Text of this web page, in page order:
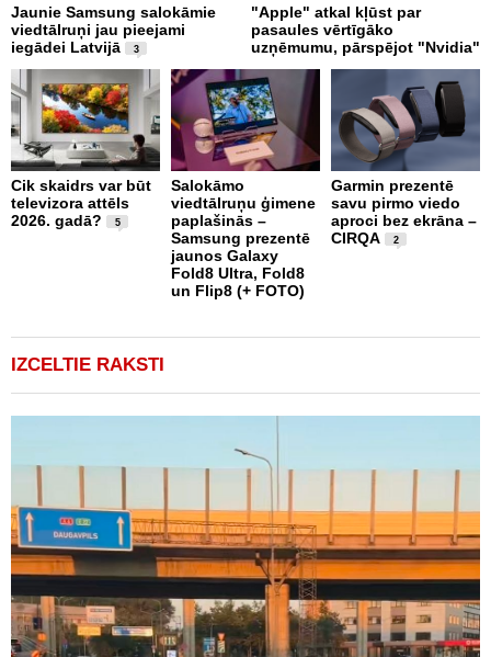
Jaunie Samsung salokāmie
viedtālruņi jau pieejami
iegādei Latvijā
3
"Apple" atkal kļūst par
pasaules vērtīgāko
uzņēmumu, pārspējot "Nvidia"
Cik skaidrs var būt
televizora attēls
2026. gadā?
5
Salokāmo
viedtālruņu ģimene
paplašinās –
Samsung prezentē
jaunos Galaxy
Fold8 Ultra, Fold8
un Flip8 (+ FOTO)
Garmin prezentē
savu pirmo viedo
aproci bez ekrāna –
CIRQA
2
IZCELTIE RAKSTI